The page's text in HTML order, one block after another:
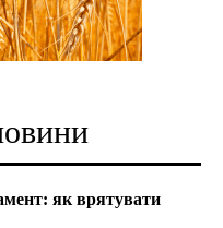
як врятувати